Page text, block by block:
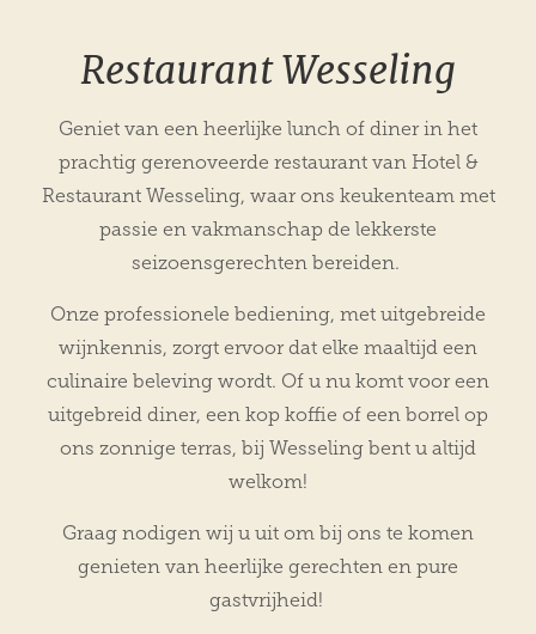
Restaurant Wesseling
Geniet van een heerlijke lunch of diner in het
prachtig gerenoveerde restaurant van Hotel &
Restaurant Wesseling, waar ons keukenteam met
passie en vakmanschap de lekkerste
seizoensgerechten bereiden.
Onze professionele bediening, met uitgebreide
wijnkennis, zorgt ervoor dat elke maaltijd een
culinaire beleving wordt. Of u nu komt voor een
uitgebreid diner, een kop koffie of een borrel op
ons zonnige terras, bij Wesseling bent u altijd
welkom!
Graag nodigen wij u uit om bij ons te komen
genieten van heerlijke gerechten en pure
gastvrijheid!